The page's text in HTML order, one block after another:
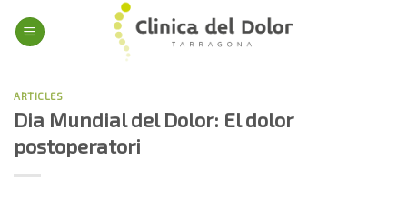
ARTICLES
Dia Mundial del Dolor: El dolor
postoperatori